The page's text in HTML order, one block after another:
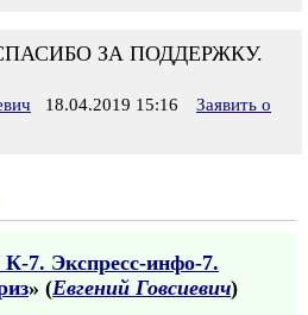
ЗА ПОДДЕРЖКУ.
18.04.2019 15:16
Заявить о
К-7. Экспресс-инфо-7.
» (Евгений Говсиевич)